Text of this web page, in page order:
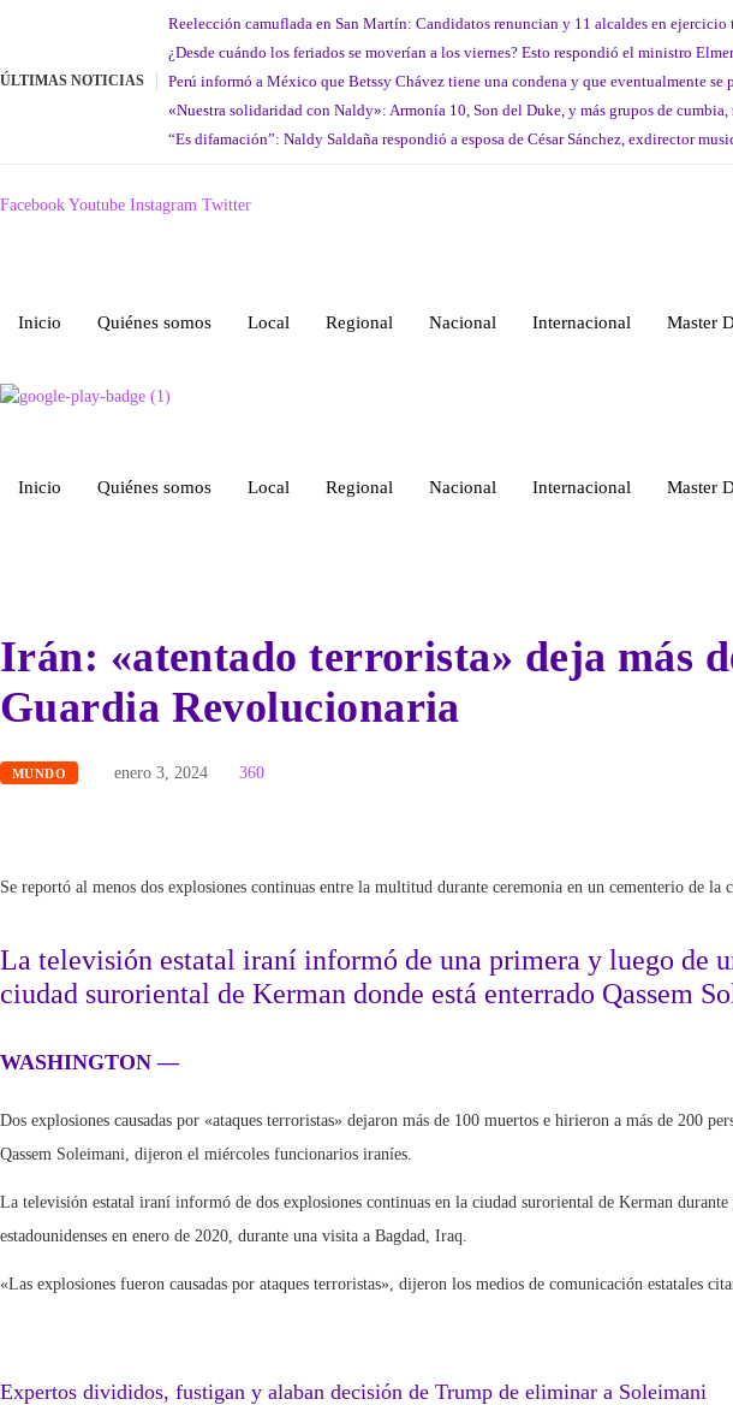
ÚLTIMAS NOTICIAS
Reelección camuflada en San Martín: Candidatos renuncian y 11 alcaldes en
¿Desde cuándo los feriados se moverían a los viernes? Esto respondió el ministro
Perú informó a México que Betssy Chávez tiene una condena y que eventualmente se
«Nuestra solidaridad con Naldy»: Armonía 10, Son del Duke, y más grupos de
“Es difamación”: Naldy Saldaña respondió a esposa de César Sánchez, exdirector
Facebook Youtube Instagram Twitter
Inicio Quiénes somos Local Regional Nacional Internacional Master
Inicio Quiénes somos Local Regional Nacional Internacional Master
Irán: «atentado terrorista» deja más
Guardia Revolucionaria
MUNDO enero 3, 2024 360
Se reportó al menos dos explosiones continuas entre la multitud durante ceremonia en un cementerio de
La televisión estatal iraní informó de una primera y luego de
ciudad suroriental de Kerman donde está enterrado Qassem
WASHINGTON —
Dos explosiones causadas por «ataques terroristas» dejaron más de 100 muertos e hirieron a más de 200
Qassem Soleimani, dijeron el miércoles funcionarios iraníes.
La televisión estatal iraní informó de dos explosiones continuas en la ciudad suroriental de Kerman
estadounidenses en enero de 2020, durante una visita a Bagdad, Iraq.
«Las explosiones fueron causadas por ataques terroristas», dijeron los medios de comunicación estatales
Expertos divididos, fustigan y alaban decisión de Trump de eliminar a Soleimani